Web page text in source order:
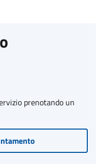
prenotando un